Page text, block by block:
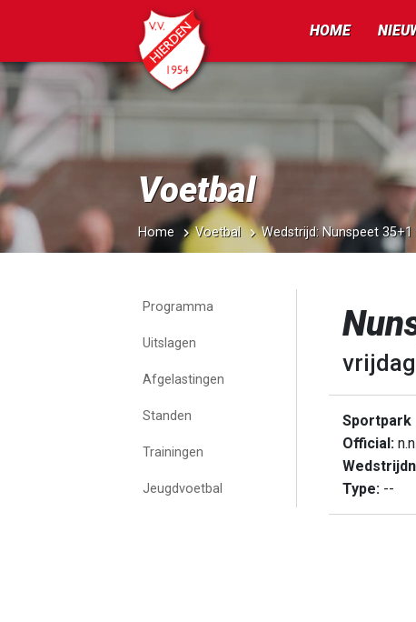
HOME
Voetbal
Home Voetbal Wedstrijd: Nunspeet
Programma
Uitslagen
Afgelastingen
Standen
Trainingen
Jeugdvoetbal
Sportpark
Official:
Type: --